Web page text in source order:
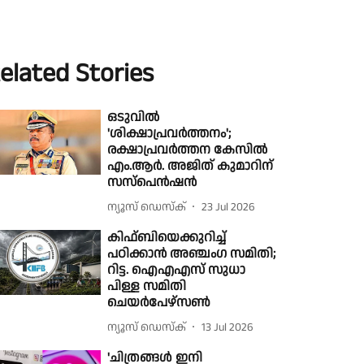
Stories
ഒടുവില്‍
'ശിക്ഷാപ്രവര്‍ത്തനം';
രക്ഷാപ്രവര്‍ത്തന കേസില്‍
എം.ആര്‍. അജിത് കുമാറിന്
സസ്പെന്‍ഷന്‍
ന്യൂസ് ഡെസ്ക് 23 Jul 2026
കിഫ്ബിയെക്കുറിച്ച്
പഠിക്കാൻ അഞ്ചം​ഗ സമിതി;
റിട്ട. ഐഎഎസ് സുധാ
പിള്ള സമിതി
ചെയർപേഴ്സൺ
ന്യൂസ് ഡെസ്ക് 13 Jul 2026
'ചിത്രങ്ങൾ ഇനി